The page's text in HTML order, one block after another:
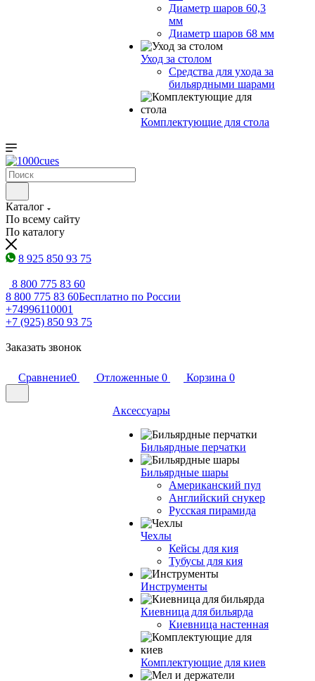
Диаметр шаров 60,3
мм
Диаметр шаров 68 мм
Уход за столом
Средства для ухода за
бильярдными шарами
Комплектующие для стола
Каталог
По всему сайту
По каталогу
8 925 850 93 75
8 800 775 83 60
8 800 775 83 60Бесплатно по России
+74996110001
+7 (925) 850 93 75
Заказать звонок
Сравнение0 Отложенные 0 Корзина 0
Аксессуары
Бильярдные перчатки
Бильярдные шары
Американский пул
Английский снукер
Русская пирамида
Чехлы
Кейсы для кия
Тубусы для кия
Инструменты
Киевница для бильярда
Киевница настенная
Комплектующие для киев